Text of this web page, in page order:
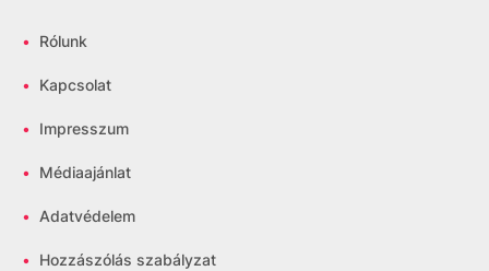
• Rólunk
• Kapcsolat
• Impresszum
• Médiaajánlat
• Adatvédelem
• Hozzászólás szabályzat